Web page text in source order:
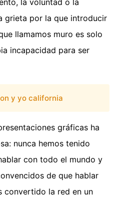
la voluntad o la
grieta por la que introducir
llamamos muro es solo
incapacidad para ser
y yo california
gráficas ha
nunca hemos tenido
con todo el mundo y
de que hablar
convertido la red en un